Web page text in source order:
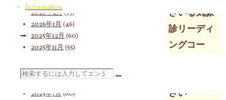
Information
検
さいる気脈
診リーディ
ングコー
さい
2026年2月 (53)
2026年1月 (46)
2025年12月 (60)
2025年11月 (55)
2025年9月(62)
2025年7月 (60)